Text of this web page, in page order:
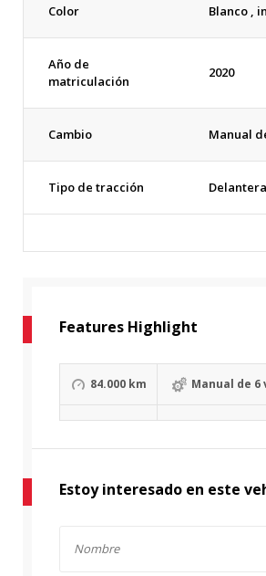
Color Blanco ,
Año de
matriculación
2020
Cambio Manual
Tipo de tracción Delantera
Features Highlight
84.000 km Manual de 6
Estoy interesado en este